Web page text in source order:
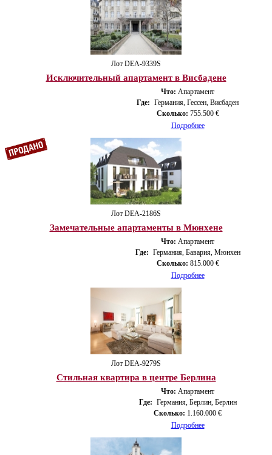
Лот DEA-9339S
Исключительный апартамент в Висбадене
Что: Апартамент
Где: Германия, Гессен, Висбаден
Сколько: 755.500 €
Подробнее
Лот DEA-2186S
Замечательные апартаменты в Мюнхене
Что: Апартамент
Где: Германия, Бавария, Мюнхен
Сколько: 815.000 €
Подробнее
Лот DEA-9279S
Стильная квартира в центре Берлина
Что: Апартамент
Где: Германия, Берлин, Берлин
Сколько: 1.160.000 €
Подробнее